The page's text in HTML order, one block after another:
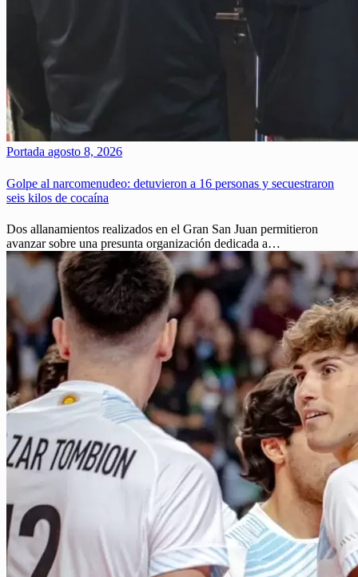
Portada agosto 8, 2026
Golpe al narcomenudeo: detuvieron a 16 personas y secuestraron
seis kilos de cocaína
Dos allanamientos realizados en el Gran San Juan permitieron
avanzar sobre una presunta organización dedicada a…